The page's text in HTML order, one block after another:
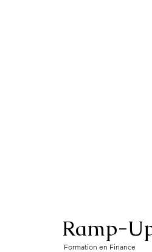
Ramp-
Formation en Finance